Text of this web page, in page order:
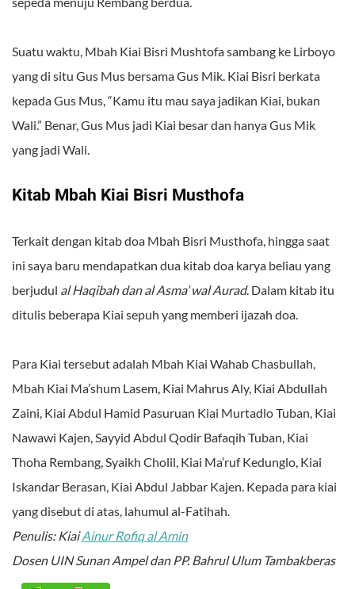
Suatu waktu, Mbah Kiai Bisri Mushtofa sambang ke Lirboyo
yang di situ Gus Mus bersama Gus Mik. Kiai Bisri berkata
kepada Gus Mus, “Kamu itu mau saya jadikan Kiai, bukan
Wali.” Benar, Gus Mus jadi Kiai besar dan hanya Gus Mik
yang jadi Wali.
Kitab Mbah Kiai Bisri Musthofa
Terkait dengan kitab doa Mbah Bisri Musthofa, hingga saat
ini saya baru mendapatkan dua kitab doa karya beliau yang
berjudul al Haqibah dan al Asma’ wal Aurad. Dalam kitab itu
ditulis beberapa Kiai sepuh yang memberi ijazah doa.
Para Kiai tersebut adalah Mbah Kiai Wahab Chasbullah,
Mbah Kiai Ma’shum Lasem, Kiai Mahrus Aly, Kiai Abdullah
Zaini, Kiai Abdul Hamid Pasuruan Kiai Murtadlo Tuban, Kiai
Nawawi Kajen, Sayyid Abdul Qodir Bafaqih Tuban, Kiai
Thoha Rembang, Syaikh Cholil, Kiai Ma’ruf Kedunglo, Kiai
Iskandar Berasan, Kiai Abdul Jabbar Kajen. Kepada para kiai
yang disebut di atas, lahumul al-Fatihah.
Penulis: KiaiAinur Rofiq al Amin
Dosen UIN Sunan Ampel dan PP. Bahrul Ulum Tambakberas